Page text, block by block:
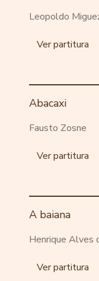
Leopoldo
Ver partitura
Abacaxi
Fausto Zosne
Ver partitura
A baiana
Henrique Alves
Ver partitura